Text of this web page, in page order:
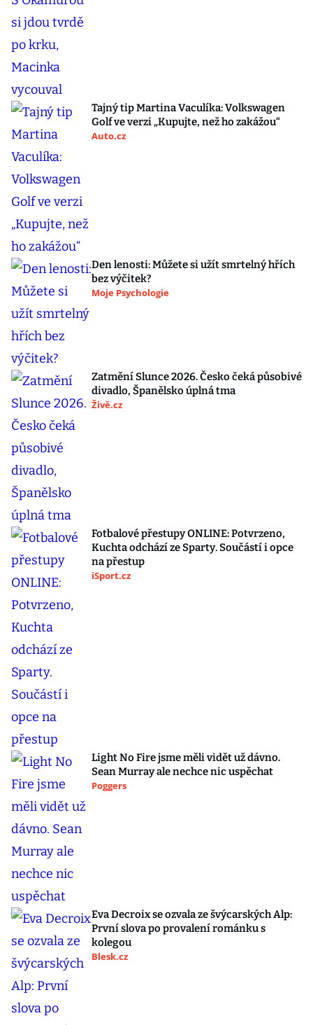
Tajný tip Martina Vaculíka: Volkswagen
Golf ve verzi „Kupujte, než ho zakážou“
Auto.cz
Den lenosti: Můžete si užít smrtelný hřích
bez výčitek?
Moje Psychologie
Zatmění Slunce 2026. Česko čeká působivé
divadlo, Španělsko úplná tma
Živě.cz
Fotbalové přestupy ONLINE: Potvrzeno,
Kuchta odchází ze Sparty. Součástí i opce
na přestup
iSport.cz
Light No Fire jsme měli vidět už dávno.
Sean Murray ale nechce nic uspěchat
Poggers
Eva Decroix se ozvala ze švýcarských Alp:
První slova po provalení románku s
kolegou
Blesk.cz